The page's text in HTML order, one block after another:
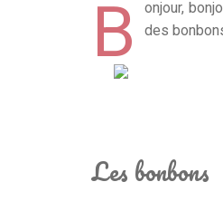
B
onjour,
des
Les bonbons